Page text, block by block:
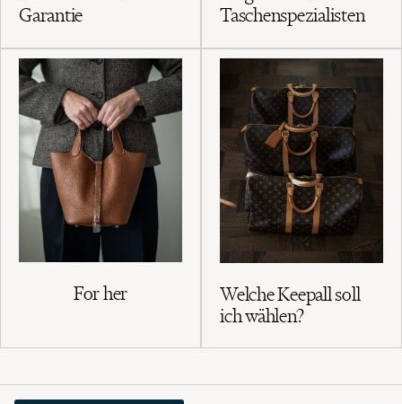
Garantie
Taschenspezialisten
For her
Welche Keepall soll
ich wählen?